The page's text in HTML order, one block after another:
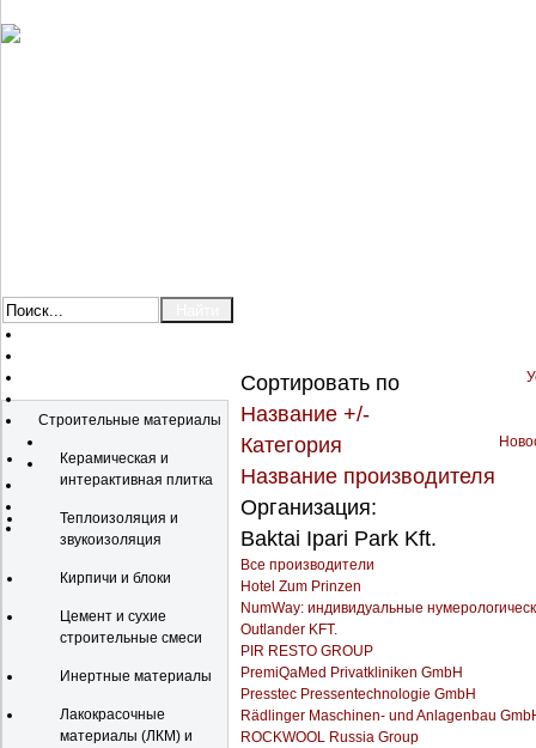
Строительные материалы
Керамическая и
интерактивная плитка
Теплоизоляция и
звукоизоляция
Кирпичи и блоки
Цемент и сухие
строительные смеси
Инертные материалы
Лакокрасочные
материалы (ЛКМ) и
Сортировать по
Название +/-
Категория
Название производителя
Организация:
Baktai Ipari Park Kft.
Все производители
Hotel Zum Prinzen
NumWay: индивидуальные
Outlander KFT.
PIR RESTO GROUP
PremiQaMed Privatkliniken GmbH
Presstec Pressentechnologie GmbH
Rädlinger Maschinen- und Anlagenbau
ROCKWOOL Russia Group